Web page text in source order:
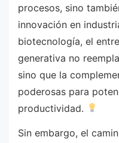
procesos, sino
innovación en
biotecnología, el
generativa no
sino que la
poderosas para
productividad.
Sin embargo, el